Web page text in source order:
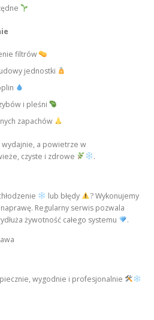
filtrów
jednostki
i pleśni
zapachów
wydajnie, a powietrze w
czyste i zdrowe
.
lub błędy
? Wykonujemy
Regularny serwis pozwala
żywotność całego systemu
.
wygodnie i profesjonalnie